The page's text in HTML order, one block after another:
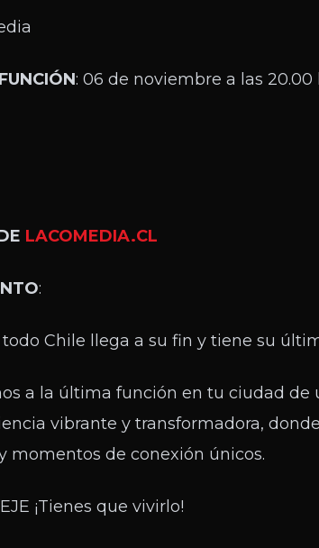
: 06 de noviembre a las 20.00
LACOMEDIA.CL
:
Chile llega a su fin y tiene su
a la última función en tu ciudad de
vibrante y transformadora,
momentos de conexión únicos.
¡Tienes que vivirlo!